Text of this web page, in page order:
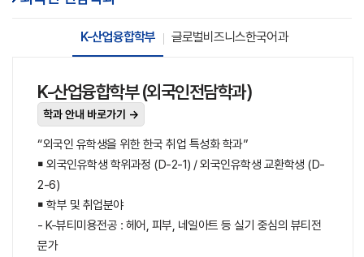
K-산업융합학부 글로벌비즈니스한국어과
K-산업융합학부 (외국인전담학과)
학과 안내 바로가기 →
“외국인 유학생을 위한 한국 취업 특성화 학과”
￭ 외국인유학생 학위과정 (D-2-1) / 외국인유학생 교환학생 (D-
2-6)
￭ 학부 및 취업분야
- K-뷰티미용전공 : 헤어, 피부, 네일아트 등 실기 중심의 뷰티전
문가